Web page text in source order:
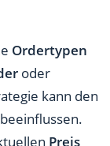
Ordertypen
oder
kann den
Preis